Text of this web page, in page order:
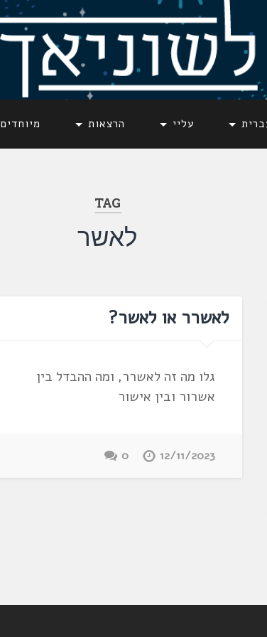
עליי הרצאות מיוחדים
TAG
לאשר
לאשרר או לאשר?
גלו מה זה לאשרר, ומה ההבדל בין
אשרור ובין אישור
12/11/2023
0